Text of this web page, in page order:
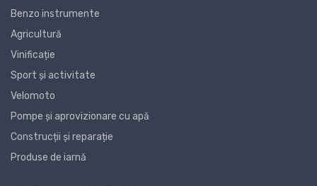
Benzo instrumente
Agricultură
Vinificație
Sport și activitate
Velomoto
Pompe și aprovizionare cu apă
Construcții și reparație
Produse de iarnă